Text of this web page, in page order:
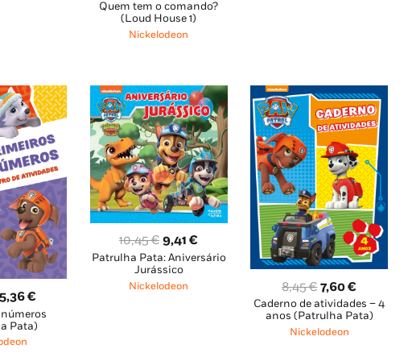
preço
original
preço
Quem tem o comando?
(Loud House 1)
Nickelodeon
O
preço
5,36€O
preço
atual
Pata)
10,45€ O
preço
original
9,41€
preço
Patrulha Pata: Aniversário
Jurássico
Nickelodeon 8,45€O
preço
original
7,60€
preço
atual
Caderno de atividades – 4
anos (Patrulha Pata)
Nickelodeon